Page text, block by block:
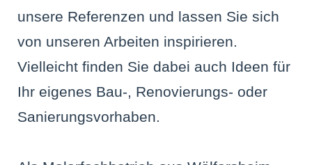
unsere Referenzen und lassen Sie sich
von unseren Arbeiten inspirieren.
Vielleicht finden Sie dabei auch Ideen für
Ihr eigenes Bau-, Renovierungs- oder
Sanierungsvorhaben.